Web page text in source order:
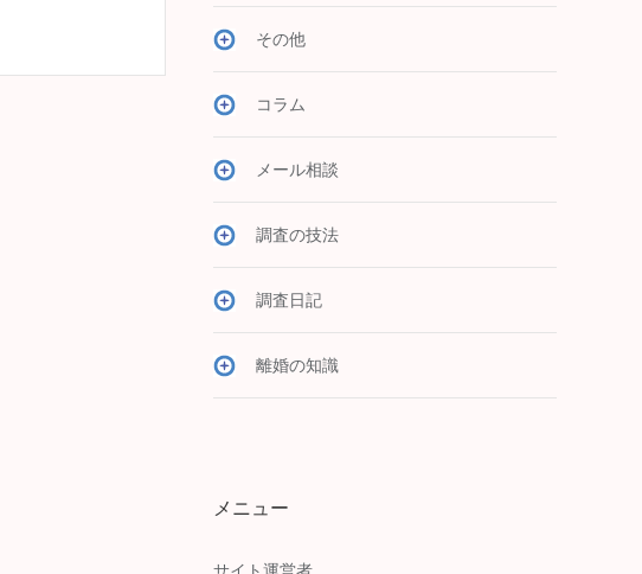
その他
コラム
メール相談
調査の技法
調査日記
離婚の知識
メニュー